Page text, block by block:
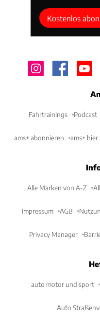
Kostenlos
Fahrtrainings Podcast
ams+ abonnieren ams+
Alle Marken von A-Z
Impressum AGB
Privacy Manager
auto motor und sport
Auto